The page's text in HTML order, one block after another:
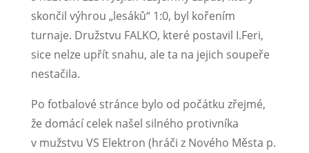
skončil výhrou „lesáků“ 1:0, byl kořením
turnaje. Družstvu FALKO, které postavil I.Feri,
sice nelze upřít snahu, ale ta na jejich soupeře
nestačila.
Po fotbalové stránce bylo od počátku zřejmé,
že domácí celek našel silného protivníka
v mužstvu VS Elektron (hráči z Nového Města p.